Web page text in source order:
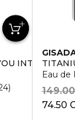
INTENSELY
Eau de
74.50